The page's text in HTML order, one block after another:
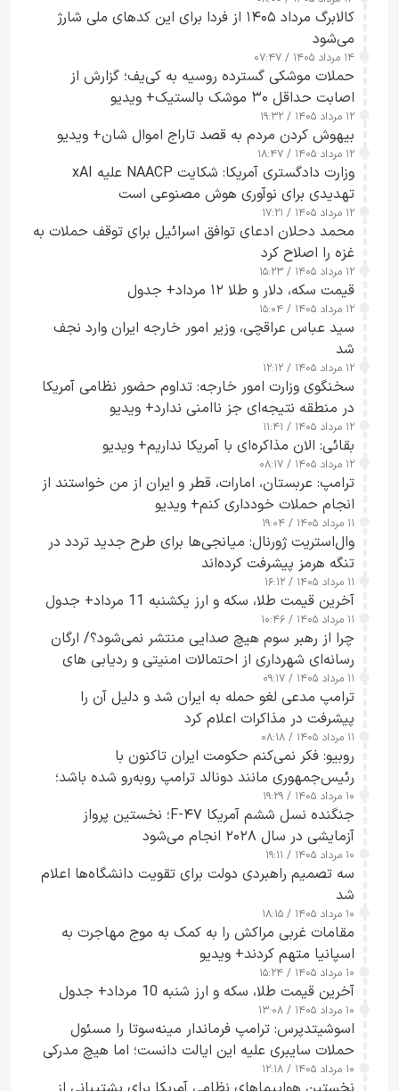
کالابرگ مرداد ۱۴۰۵ از فردا برای این کدهای ملی شارژ
می‌شود
۱۴ مرداد ۱۴۰۵ / ۰۷:۴۷
حملات موشکی گسترده روسیه به کی‌یف؛ گزارش از
اصابت حداقل ۳۰ موشک بالستیک+ ویدیو
۱۲ مرداد ۱۴۰۵ / ۱۹:۳۲
بیهوش کردن مردم به قصد تاراج اموال شان+ ویدیو
۱۲ مرداد ۱۴۰۵ / ۱۸:۴۷
وزارت دادگستری آمریکا: شکایت NAACP علیه xAI
تهدیدی برای نوآوری هوش مصنوعی است
۱۲ مرداد ۱۴۰۵ / ۱۷:۲۱
محمد دحلان ادعای توافق اسرائیل برای توقف حملات به
غزه را اصلاح کرد
۱۲ مرداد ۱۴۰۵ / ۱۵:۲۳
قیمت سکه، دلار و طلا ۱۲ مرداد+ جدول
۱۲ مرداد ۱۴۰۵ / ۱۵:۰۴
سید عباس عراقچی، وزیر امور خارجه ایران وارد نجف
شد
۱۲ مرداد ۱۴۰۵ / ۱۲:۱۲
سخنگوی وزارت امور خارجه: تداوم حضور نظامی آمریکا
در منطقه نتیجه‌ای جز ناامنی ندارد+ ویدیو
۱۲ مرداد ۱۴۰۵ / ۱۱:۴۱
بقائی: الان مذاکره‌ای با آمریکا نداریم+ ویدیو
۱۲ مرداد ۱۴۰۵ / ۰۸:۱۷
ترامپ: عربستان، امارات، قطر و ایران از من خواستند از
انجام حملات خودداری کنم+ ویدیو
۱۱ مرداد ۱۴۰۵ / ۱۹:۰۴
وال‌استریت ژورنال: میانجی‌ها برای طرح جدید تردد در
تنگه هرمز پیشرفت کرده‌اند
۱۱ مرداد ۱۴۰۵ / ۱۶:۱۲
آخرین قیمت طلا، سکه و ارز یکشنبه 11 مرداد+ جدول
۱۱ مرداد ۱۴۰۵ / ۱۰:۴۶
چرا از رهبر سوم هیچ صدایی منتشر نمی‌شود؟/ ارگان
رسانه‌ای شهرداری از احتمالات امنیتی و ردیابی های
جاسوسی گفت
۱۱ مرداد ۱۴۰۵ / ۰۹:۱۷
ترامپ مدعی لغو حمله به ایران شد و دلیل آن را
پیشرفت در مذاکرات اعلام کرد
۱۱ مرداد ۱۴۰۵ / ۰۸:۱۸
روبیو: فکر نمی‌کنم حکومت ایران تاکنون با
رئیس‌جمهوری مانند دونالد ترامپ روبه‌رو شده باشد؛
کسی که واقعاً دست به اقدام می‌زند
۱۰ مرداد ۱۴۰۵ / ۱۹:۲۹
جنگنده نسل ششم آمریکا F-۴۷؛ نخستین پرواز
آزمایشی در سال ۲۰۲۸ انجام می‌شود
۱۰ مرداد ۱۴۰۵ / ۱۹:۱۱
سه تصمیم راهبردی دولت برای تقویت دانشگاه‌ها اعلام
شد
۱۰ مرداد ۱۴۰۵ / ۱۸:۱۵
مقامات غربی مراکش را به کمک به موج مهاجرت به
اسپانیا متهم کردند+ ویدیو
۱۰ مرداد ۱۴۰۵ / ۱۵:۲۴
آخرین قیمت طلا، سکه و ارز شنبه 10 مرداد+ جدول
۱۰ مرداد ۱۴۰۵ / ۱۳:۰۸
اسوشیتدپرس: ترامپ فرماندار مینه‌سوتا را مسئول
حملات سایبری علیه این ایالت دانست؛ اما هیچ مدرکی
ارائه نکرد
۱۰ مرداد ۱۴۰۵ / ۱۲:۱۸